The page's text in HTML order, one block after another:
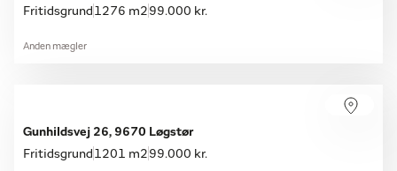
Fritidsgrund 1276 m2 99.000 kr.
Anden mægler
Gunhildsvej 26, 9670 Løgstør
Fritidsgrund 1201 m2 99.000 kr.